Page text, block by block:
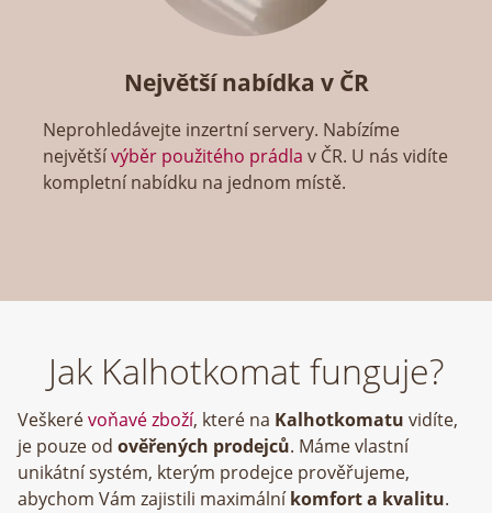
Největší nabídka v ČR
Neprohledávejte inzertní servery. Nabízíme
největšívýběr použitého prádla v ČR. U nás vidíte
kompletní nabídku na jednom místě.
Jak Kalhotkomat funguje?
Veškerévoňavé zboží, které na Kalhotkomatu vidíte,
je pouze od ověřených prodejců. Máme vlastní
unikátní systém, kterým prodejce prověřujeme,
abychom Vám zajistili maximálníkomfort a kvalitu.